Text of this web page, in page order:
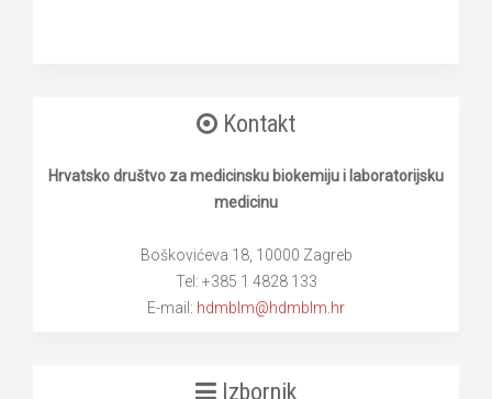
Kontakt
Hrvatsko društvo za medicinsku biokemiju i laboratorijsku
medicinu
Boškovićeva 18, 10000 Zagreb
Tel: +385 1 4828 133
E-mail: hdmblm@hdmblm.hr
Izbornik